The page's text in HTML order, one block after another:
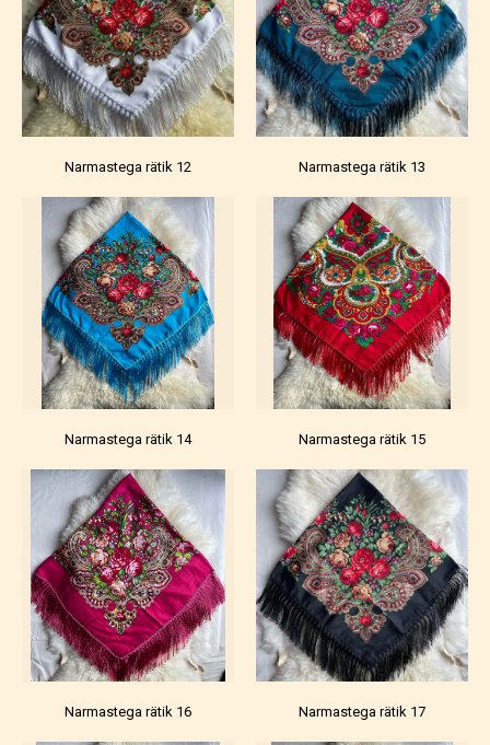
Narmastega rätik 12 Narmastega rätik 13
Narmastega rätik 14 Narmastega rätik 15
Narmastega rätik 16 Narmastega rätik 17